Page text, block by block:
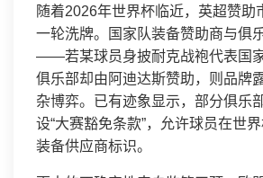
随着2026年世界杯临近，英超赞助
一轮洗牌。国家队装备赞助商与俱
——若某球员身披耐克战袍代表国
俱乐部却由阿迪达斯赞助，则品牌
杂博弈。已有迹象显示，部分俱乐
设“大赛豁免条款”，允许球员在世
装备供应商标识。